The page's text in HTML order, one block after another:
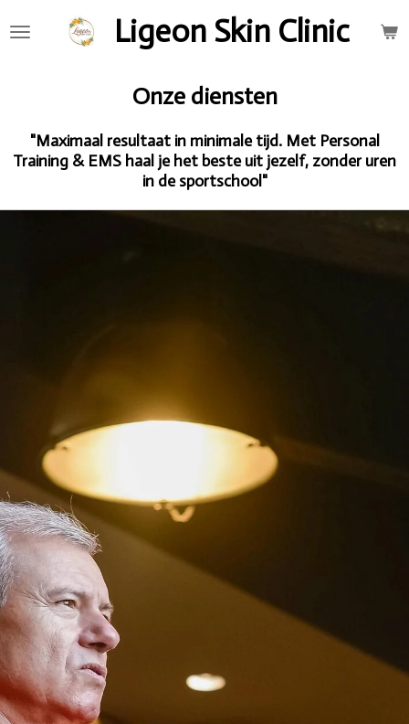
direct
Ligeon Skin Clinic
Onze diensten
"Maximaal resultaat in minimale tijd. Met Personal
Training & EMS haal je het beste uit jezelf, zonder uren
in de sportschool"